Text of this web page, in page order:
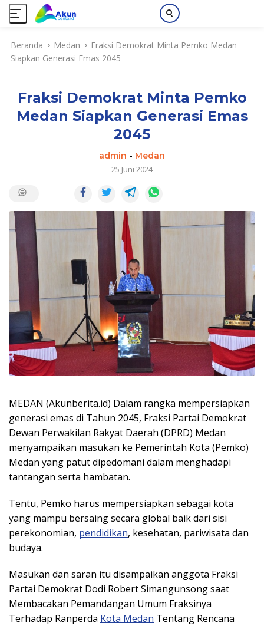
Beranda Medan
Fraksi Demokrat Minta Pemko Medan
Siapkan Generasi Emas 2045
Fraksi Demokrat Minta Pemko
Medan Siapkan Generasi Emas
2045
admin - Medan
25 Juni 2024
MEDAN (Akunberita.id) Dalam rangka mempersiapkan
generasi emas di Tahun 2045, Fraksi Partai Demokrat
Dewan Perwakilan Rakyat Daerah (DPRD) Medan
menyampaikan masukan ke Pemerintah Kota (Pemko)
Medan yang patut dipedomani dalam menghadapi
tantangan serta hambatan.
Tentu, Pemko harus mempersiapkan sebagai kota
yang mampu bersaing secara global baik dari sisi
perekonomian, pendidikan, kesehatan, pariwisata dan
budaya.
Masukan dan saran itu disampaikan anggota Fraksi
Partai Demokrat Dodi Robert Simangunsong saat
Membacakan Pemandangan Umum Fraksinya
Terhadap Ranperda Kota Medan Tentang Rencana